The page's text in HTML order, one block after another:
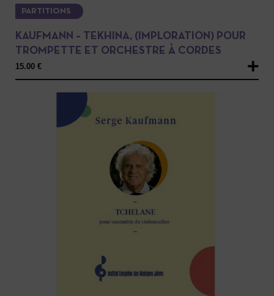
PARTITIONS
KAUFMANN – TEKHINA, (IMPLORATION) POUR
TROMPETTE ET ORCHESTRE À CORDES
15.00 €